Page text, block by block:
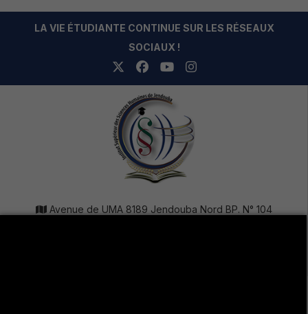
LA VIE ÉTUDIANTE CONTINUE SUR LES RÉSEAUX
SOCIAUX !
Avenue de UMA 8189 Jendouba Nord BP. N° 104